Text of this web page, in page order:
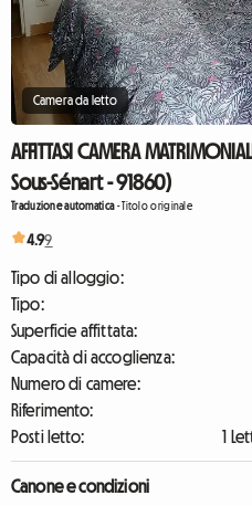
Camera da letto
AFFITTASI CAMERA
Sous-Sénart - 91860)
Traduzione automatica-Titolo originale
4.99
Tipo di alloggio:
Tipo:
Superficie affittata:
Capacità di accoglienza:
Numero di camere:
Riferimento:
Posti letto:
1
Canone e condizioni